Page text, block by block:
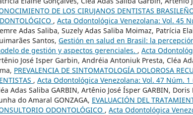
DE LOS CIRUJANOS DENTISTAS
, Acta Odontológica Venezolana: Vol. 45
Adas Saliba, Suzely Adas Saliba Moimaz, Patrícia
Santos, Gestión en salud en Brasil: la
de gestión y aspectos gerenciales. , Acta
José Isper Garbin, Andréia Antoniuk Presta, Cléa
PREVALENCIA DE SINTOMATOLOGÍA DOLOROSA
, Acta Odontológica Venezolana: Vol. 47 Núm. 1
Adas Saliba GARBIN, Artênio José Ísper GARBIN,
do Amaral GONZAGA, EVALUACIÓN DEL
ODONTOLÓGICO , Acta Odontológica